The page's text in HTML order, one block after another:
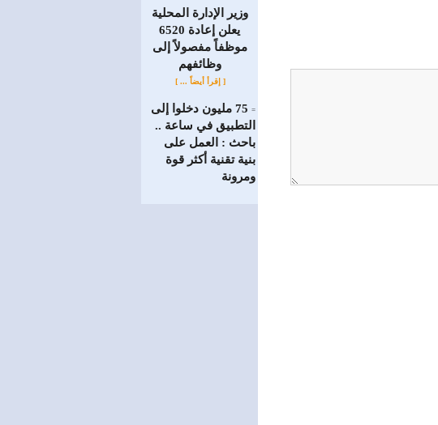
وزير الإدارة المحلية
يعلن إعادة 6520
موظفاً مفصولاً إلى
‏وظائفهم
[ إقرأ أيضاً ... ]
=
75 مليون دخلوا إلى
التطبيق في ساعة ..
باحث : العمل على
بنية تقنية أكثر قوة
ومرونة